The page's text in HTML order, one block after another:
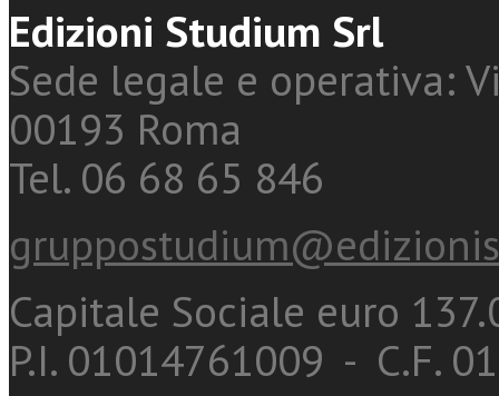
Edizioni Studium Srl
Sede legale e operativa:
00193 Roma
Tel. 06 68 65 846
Capitale Sociale euro
P.I. 01014761009 - C.F.